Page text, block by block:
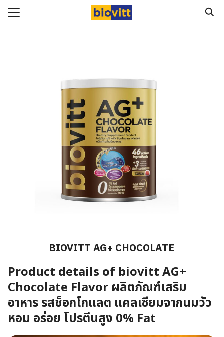
Skip
BIOVITT AG+ CHOCOLATE
Product details of biovitt AG+
Chocolate Flavor ผลิตภัณฑ์เสริม
อาหาร รสช็อกโกแลต แคลเซียมจากนมวัว
หอม อร่อย โปรตีนสูง 0% Fat